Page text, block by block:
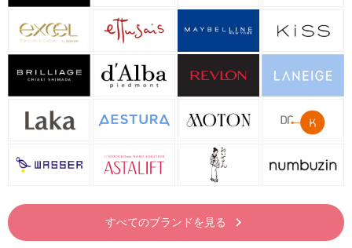
すべてのブランドを見る keyboard_arrow_right